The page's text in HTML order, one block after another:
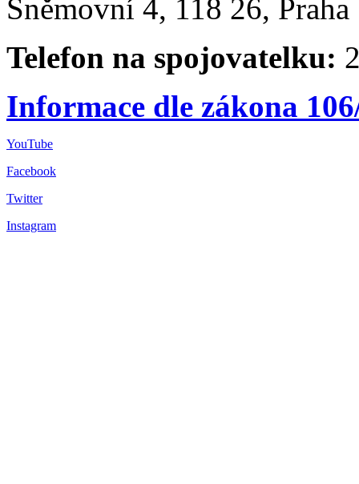
Sněmovní 4, 118 26,
Telefon na spojovatelku:
Informace dle zákona
YouTube
Facebook
Twitter
Instagram